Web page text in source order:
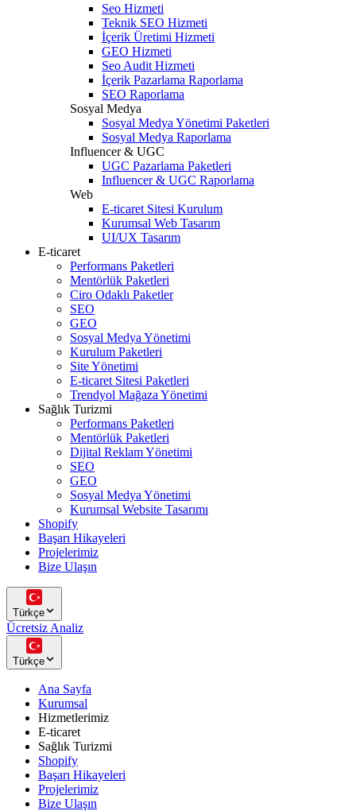
Seo Hizmeti
Teknik SEO Hizmeti
İçerik Üretimi Hizmeti
GEO Hizmeti
Seo Audit Hizmeti
İçerik Pazarlama Raporlama
SEO Raporlama
Sosyal Medya
Sosyal Medya Yönetimi Paketleri
Sosyal Medya Raporlama
Influencer & UGC
UGC Pazarlama Paketleri
Influencer & UGC Raporlama
Web
E-ticaret Sitesi Kurulum
Kurumsal Web Tasarım
UI/UX Tasarım
E-ticaret
Performans Paketleri
Mentörlük Paketleri
Ciro Odaklı Paketler
SEO
GEO
Sosyal Medya Yönetimi
Kurulum Paketleri
Site Yönetimi
E-ticaret Sitesi Paketleri
Trendyol Mağaza Yönetimi
Sağlık Turizmi
Performans Paketleri
Mentörlük Paketleri
Dijital Reklam Yönetimi
SEO
GEO
Sosyal Medya Yönetimi
Kurumsal Website Tasarımı
Shopify
Başarı Hikayeleri
Projelerimiz
Bize Ulaşın
Türkçe
Ücretsiz Analiz
Türkçe
Ana Sayfa
Kurumsal
Hizmetlerimiz
E-ticaret
Sağlık Turizmi
Shopify
Başarı Hikayeleri
Projelerimiz
Bize Ulaşın